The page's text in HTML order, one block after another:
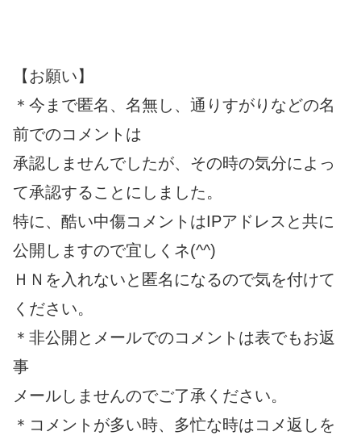
【お願い】
＊今まで匿名、名無し、通りすがりなどの名
前でのコメントは
承認しませんでしたが、その時の気分によっ
て承認することにしました。
特に、酷い中傷コメントはIPアドレスと共に
公開しますので宜しくネ(^^)
ＨＮを入れないと匿名になるので気を付けて
ください。
＊非公開とメールでのコメントは表でもお返
事
メールしませんのでご了承ください。
＊コメントが多い時、多忙な時はコメ返しを